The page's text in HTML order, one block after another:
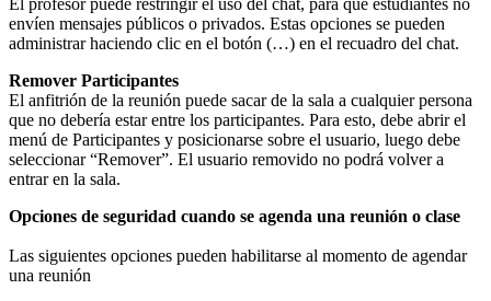
envíen mensajes públicos o privados. Estas opciones se pueden
administrar haciendo clic en el botón (…) en el recuadro del chat.
Remover Participantes
El anfitrión de la reunión puede sacar de la sala a cualquier persona
que no debería estar entre los participantes. Para esto, debe abrir el
menú de Participantes y posicionarse sobre el usuario, luego debe
seleccionar “Remover”. El usuario removido no podrá volver a
entrar en la sala.
Opciones de seguridad cuando se agenda una reunión o clase
Las siguientes opciones pueden habilitarse al momento de agendar
una reunión